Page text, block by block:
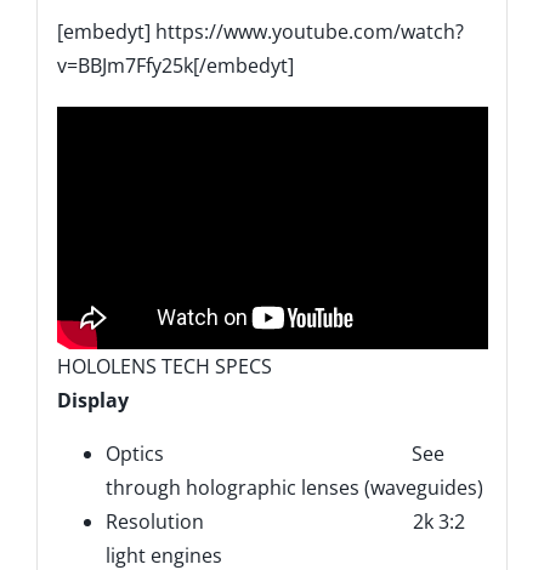
[embedyt] https://www.youtube.com/watch?
v=BBJm7Ffy25k[/embedyt]
HOLOLENS TECH SPECS
Display
Optics See
through holographic lenses (waveguides)
Resolution 2k 3:2
light engines